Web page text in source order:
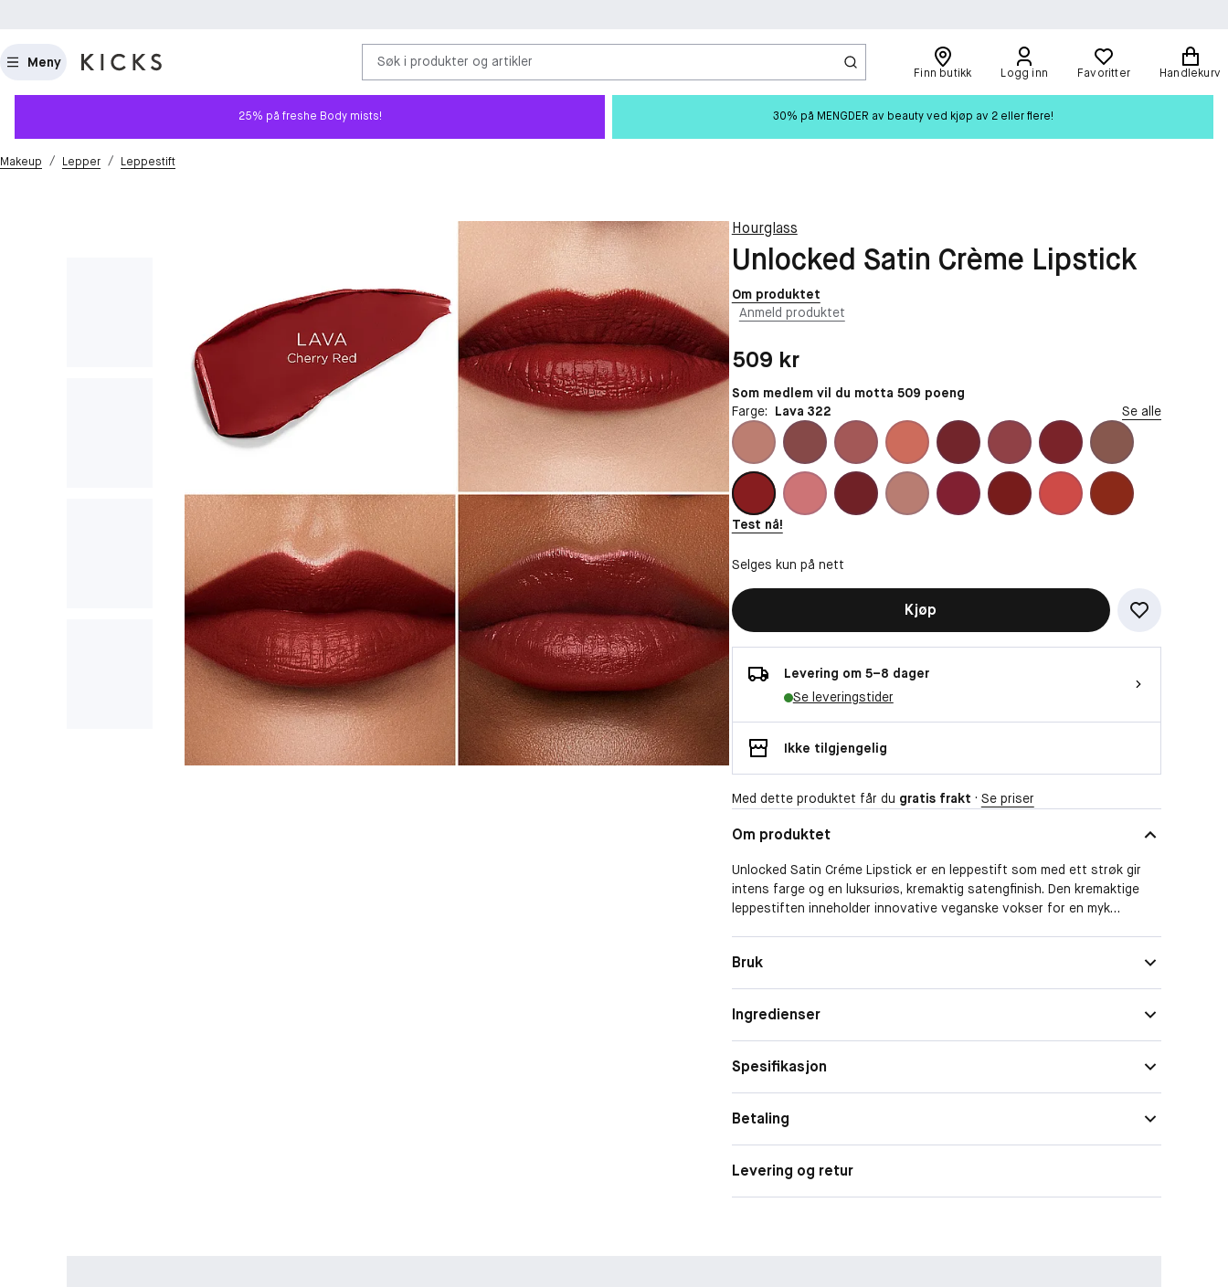
Meny Søk i produkter og artikler
Finn butikk Logg inn Favoritter Handlekurv
25% på freshe Body mists! 30% på MENGDER av beauty ved kjøp av 2 eller flere!
Makeup / Lepper / Leppestift
Hourglass
Unlocked Satin Crème Lipstick
Om produktet
Anmeld produktet
Farge: Lava 322 Se alle
Test nå!
Pris: 509 kr
509 kr
Som medlem vil du motta 509 poeng
Selges kun på nett
Kjøp
Levering om 5–8 dager
Se leveringstider
Ikke tilgjengelig
Med dette produktet får du gratis frakt · Se priser
Om produktet
Unlocked Satin Créme Lipstick er en leppestift som med ett strøk gir
intens farge og en luksuriøs, kremaktig satengfinish. Den kremaktige
leppestiften inneholder innovative veganske vokser for en myk
gir myke, glatte lepper og en behagelig opplevelse. Den tilpassede
stiften gjør det mulig med nøyaktig påføring. Leveres i et elegant
kremaktig satengfinish som mykner. En formet stift for nøyaktig
påføring.
Bruk
Ingredienser
Spesifikasjon
Betaling
Levering og retur